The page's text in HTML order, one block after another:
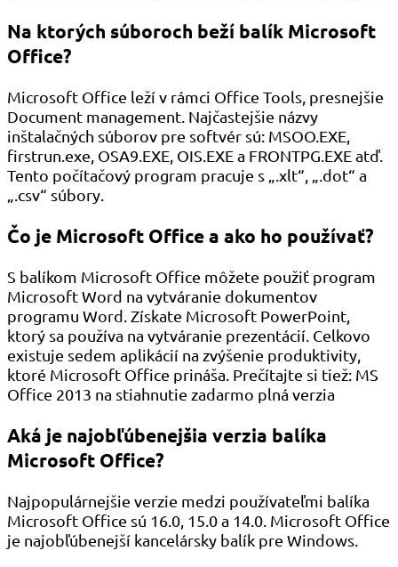
Na ktorých súboroch beží balík Microsoft
Office?
Microsoft Office leží v rámci Office Tools, presnejšie
Document management. Najčastejšie názvy
inštalačných súborov pre softvér sú: MSOO.EXE,
firstrun.exe, OSA9.EXE, OIS.EXE a FRONTPG.EXE atď.
Tento počítačový program pracuje s „.xlt“, „.dot“ a
„.csv“ súbory.
Čo je Microsoft Office a ako ho používať?
S balíkom Microsoft Office môžete použiť program
Microsoft Word na vytváranie dokumentov
programu Word. Získate Microsoft PowerPoint,
ktorý sa používa na vytváranie prezentácií. Celkovo
existuje sedem aplikácií na zvýšenie produktivity,
ktoré Microsoft Office prináša. Prečítajte si tiež: MS
Office 2013 na stiahnutie zadarmo plná verzia
Aká je najobľúbenejšia verzia balíka
Microsoft Office?
Najpopulárnejšie verzie medzi používateľmi balíka
Microsoft Office sú 16.0, 15.0 a 14.0. Microsoft Office
je najobľúbenejší kancelársky balík pre Windows.